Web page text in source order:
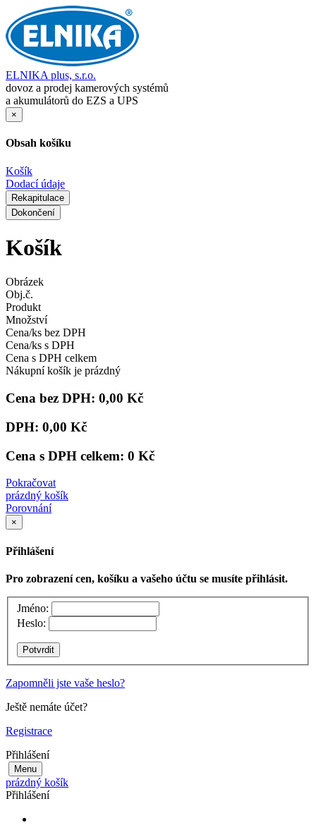
ELNIKA plus, s.r.o.
dovoz a prodej kamerových systémů
a akumulátorů do EZS a UPS
×
Obsah košíku
Košík
Dodací údaje
Rekapitulace
Dokončení
Košík
Obrázek
Obj.č.
Produkt
Množství
Cena/ks bez DPH
Cena/ks s DPH
Cena s DPH celkem
Nákupní košík je prázdný
Cena bez DPH: 0,00 Kč
DPH: 0,00 Kč
Cena s DPH celkem: 0 Kč
Pokračovat
prázdný košík
Porovnání
×
Přihlášení
Pro zobrazení cen, košíku a vašeho účtu se musíte přihlásit.
Jméno:
Heslo:
Zapomněli jste vaše heslo?
Ještě nemáte účet?
Registrace
Přihlášení
Menu
prázdný košík
Přihlášení